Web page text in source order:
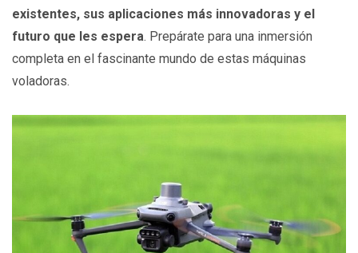
existentes, sus aplicaciones más innovadoras y el
futuro que les espera. Prepárate para una inmersión
completa en el fascinante mundo de estas máquinas
voladoras.